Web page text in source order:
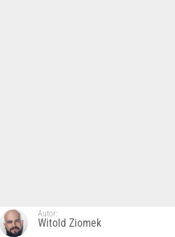
Autor:
Witold Ziomek